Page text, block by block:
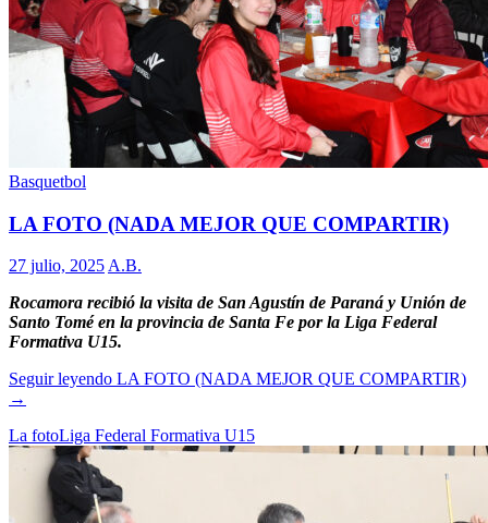
Basquetbol
LA FOTO (NADA MEJOR QUE COMPARTIR)
27 julio, 2025A.B.
Rocamora recibió la visita de San Agustín de Paraná y Unión de
Santo Tomé en la provincia de Santa Fe por la Liga Federal
Formativa U15.
Seguir leyendo LA FOTO (NADA MEJOR QUE COMPARTIR)
→
La fotoLiga Federal Formativa U15